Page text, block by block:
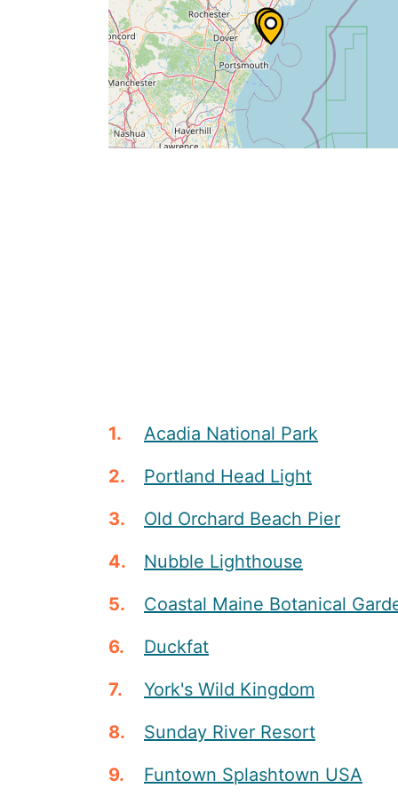
Acadia National Park
Portland Head Light
Old Orchard Beach Pier
Nubble Lighthouse
Coastal Maine Botanical
Duckfat
York's Wild Kingdom
Sunday River Resort
Funtown Splashtown USA